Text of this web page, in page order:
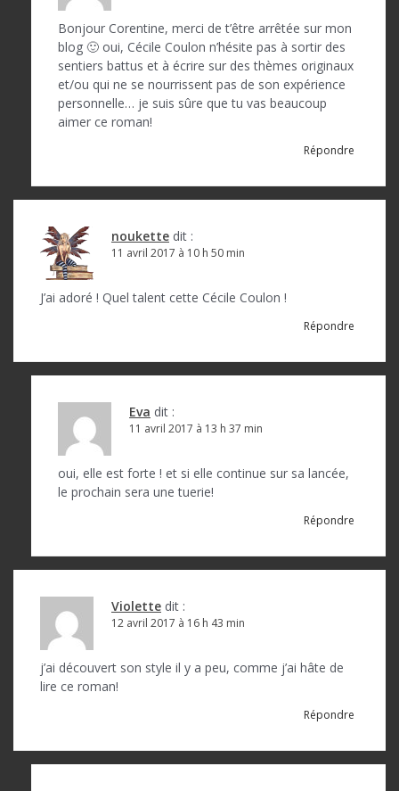
Bonjour Corentine, merci de t’être arrêtée sur mon
blog 🙂 oui, Cécile Coulon n’hésite pas à sortir des
sentiers battus et à écrire sur des thèmes originaux
et/ou qui ne se nourrissent pas de son expérience
personnelle… je suis sûre que tu vas beaucoup
aimer ce roman!
Répondre
noukette dit :
11 avril 2017 à 10 h 50 min
J’ai adoré ! Quel talent cette Cécile Coulon !
Répondre
Eva dit :
11 avril 2017 à 13 h 37 min
oui, elle est forte ! et si elle continue sur sa lancée,
le prochain sera une tuerie!
Répondre
Violette dit :
12 avril 2017 à 16 h 43 min
j’ai découvert son style il y a peu, comme j’ai hâte de
lire ce roman!
Répondre